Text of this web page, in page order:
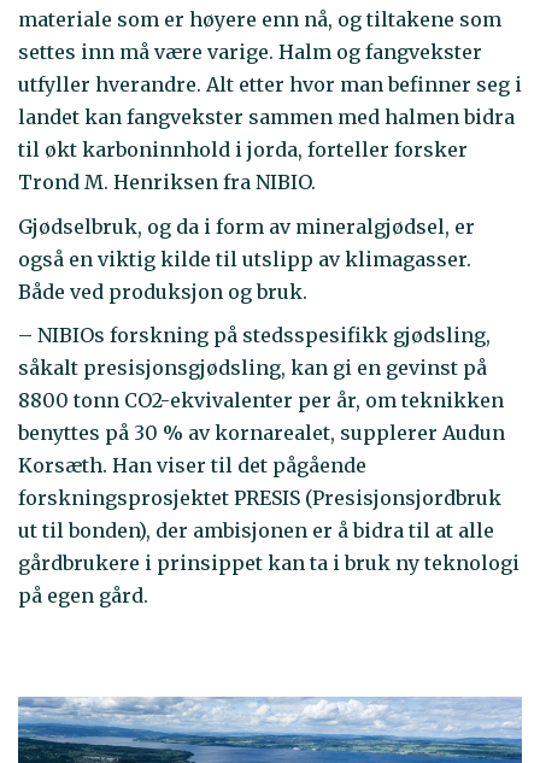
materiale som er høyere enn nå, og tiltakene som
settes inn må være varige. Halm og fangvekster
utfyller hverandre. Alt etter hvor man befinner seg i
landet kan fangvekster sammen med halmen bidra
til økt karboninnhold i jorda, forteller forsker
Trond M. Henriksen fra NIBIO.
Gjødselbruk, og da i form av mineralgjødsel, er
også en viktig kilde til utslipp av klimagasser.
Både ved produksjon og bruk.
– NIBIOs forskning på stedsspesifikk gjødsling,
såkalt presisjonsgjødsling, kan gi en gevinst på
8800 tonn CO2-ekvivalenter per år, om teknikken
benyttes på 30 % av kornarealet, supplerer Audun
Korsæth. Han viser til det pågående
forskningsprosjektet PRESIS (Presisjonsjordbruk
ut til bonden), der ambisjonen er å bidra til at alle
gårdbrukere i prinsippet kan ta i bruk ny teknologi
på egen gård.